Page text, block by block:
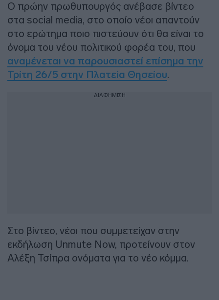
Ο πρώην πρωθυπουργός ανέβασε βίντεο
στα social media, στο οποίο νέοι απαντούν
στο ερώτημα ποιο πιστεύουν ότι θα είναι το
όνομα του νέου πολιτικού φορέα του, που
αναμένεται να παρουσιαστεί επίσημα την
Τρίτη 26/5 στην Πλατεία Θησείου.
ΔΙΑΦΗΜΙΣΗ
Στο βίντεο, νέοι που συμμετείχαν στην
εκδήλωση Unmute Now, προτείνουν στον
Αλέξη Τσίπρα ονόματα για το νέο κόμμα.